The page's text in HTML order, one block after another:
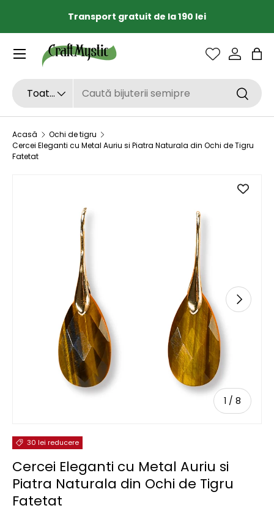
SARI LA CONȚINUT
Transport gratuit de la 190 lei
Căutare
Tipul de produs
Toate
Sac
Acasă
Ochi de tigru
Cercei Eleganti cu Metal Auriu si Piatra Naturala din Ochi de Tigru
Fatetat
1 / de
8
30 lei reducere
Cercei Eleganti cu Metal Auriu si
Piatra Naturala din Ochi de Tigru
Fatetat